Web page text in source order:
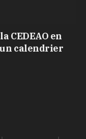
CEDEAO en
un calendrier